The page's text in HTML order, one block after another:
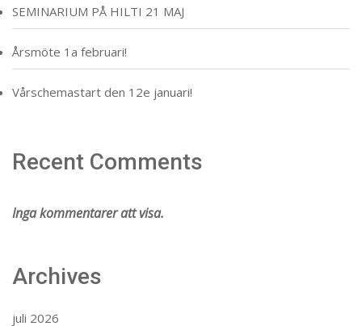
SEMINARIUM PÅ HILTI 21 MAJ
Årsmöte 1a februari!
Vårschemastart den 12e januari!
Recent Comments
Inga kommentarer att visa.
Archives
juli 2026